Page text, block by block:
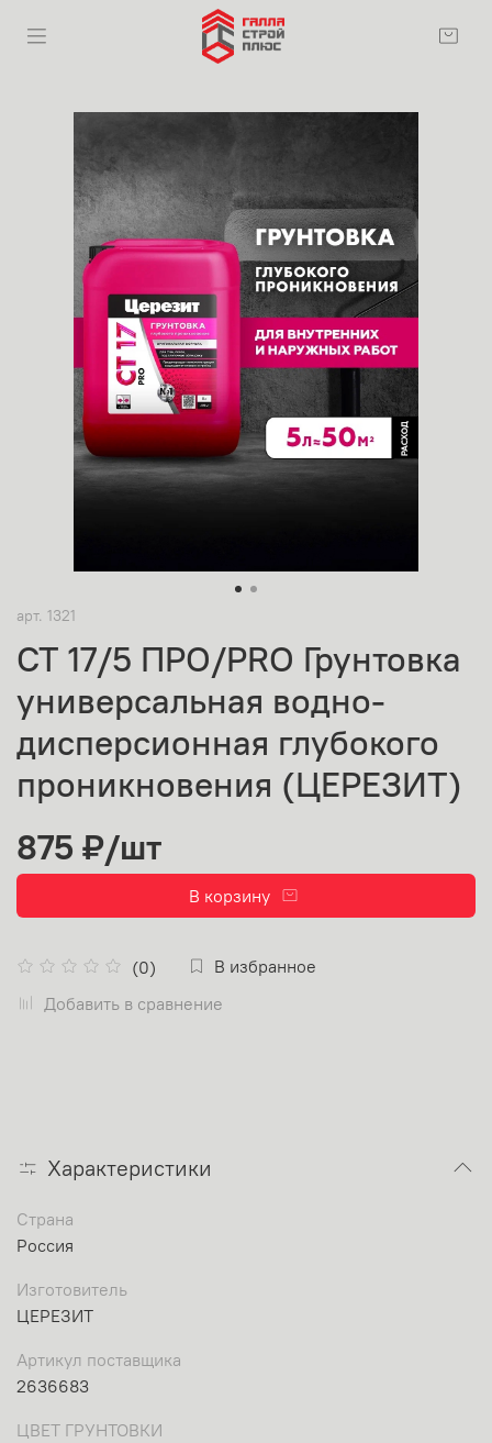
арт. 1321
CT 17/5 ПРО/PRO Грунтовка
универсальная водно-
дисперсионная глубокого
проникновения (ЦЕРЕЗИТ)
(0)
В избранное
Добавить в сравнение
875 ₽/шт
В корзину
Характеристики
Страна
Россия
Изготовитель
ЦЕРЕЗИТ
Артикул поставщика
2636683
ЦВЕТ ГРУНТОВКИ